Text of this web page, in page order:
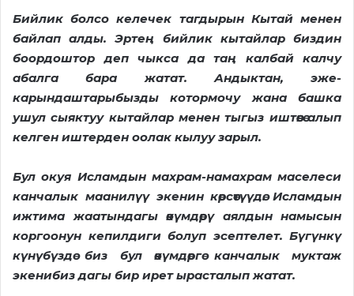
Бийлик болсо келечек тагдырын Кытай менен
байлап алды.Эртең бийлик кытайлар биздин
боордоштор деп чыкса да таң калбай калчу
абалга бара жатат. Андыктан, эже-
карындаштарыбызды котормочу жана башка
ушул сыяктуу кытайлар менен тыгыз иштөөгө алып
келген иштерден оолак кылуу зарыл.
Бул окуя Исламдын махрам-намахрам маселеси
канчалык маанилүү экенин көрсөтүүдө. Исламдын
ижтима жаатындагы өкүмдөрү аялдын намысын
коргоонун кепилдиги болуп эсептелет. Бүгүнкү
күнүбүздө биз бул өкүмдөргө канчалык муктаж
экенибиз дагы бир ирет ырасталып жатат.